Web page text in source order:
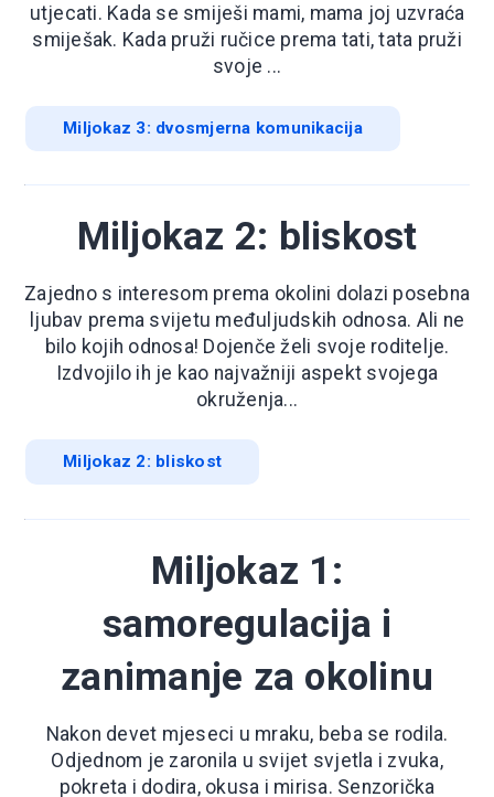
utjecati. Kada se smiješi mami, mama joj uzvraća
smiješak. Kada pruži ručice prema tati, tata pruži
svoje ...
Miljokaz 3: dvosmjerna komunikacija
Miljokaz 2: bliskost
Zajedno s interesom prema okolini dolazi posebna
ljubav prema svijetu međuljudskih odnosa. Ali ne
bilo kojih odnosa! Dojenče želi svoje roditelje.
Izdvojilo ih je kao najvažniji aspekt svojega
okruženja...
Miljokaz 2: bliskost
Miljokaz 1:
samoregulacija i
zanimanje za okolinu
Nakon devet mjeseci u mraku, beba se rodila.
Odjednom je zaronila u svijet svjetla i zvuka,
pokreta i dodira, okusa i mirisa. Senzorička